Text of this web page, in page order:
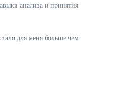
анализа и принятия
для меня больше чем